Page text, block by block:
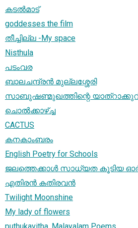
കടല്‍മാട്
goddesses the film
തീച്ചില്ല -My space
Nisthula
പടംവര
ബാലചന്ദ്രന്‍ മുല്ലശ്ശേരി
സാബുഷണ്മുഖത്തിന്റെ
ചൊല്‍ക്കാഴ്ച്ച
CACTUS
കനകാംബരം
English Poetry for Schools
ജലത്തെക്കാള്‍ സാധ്യത കൂ‍ടിയ
എതിരന്‍ കതിരവന്‍
Twilight Moonshine
My lady of flowers